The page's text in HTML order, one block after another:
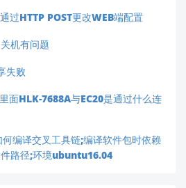
过HTTP POST更改WEB端配置
机有问题
失败
面HLK-7688A与EC20是通过什么连
编译交叉工具链;编译软件包时依赖
路径;环境ubuntu16.04